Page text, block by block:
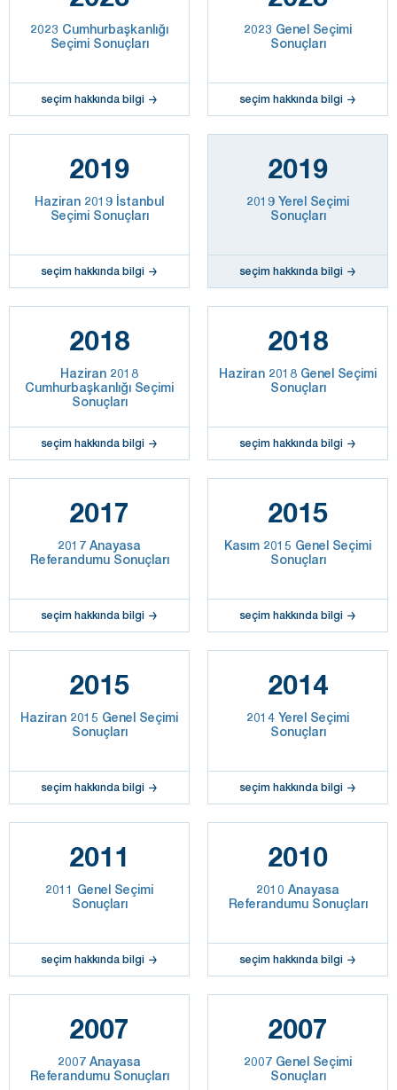
2023 Cumhurbaşkanlığı
Seçimi Sonuçları
seçim hakkında bilgi
2023 Genel Seçimi
Sonuçları
seçim hakkında bilgi
2019
Haziran 2019 İstanbul
Seçimi Sonuçları
seçim hakkında bilgi
2019
2019 Yerel Seçimi
Sonuçları
seçim hakkında bilgi
2018
Haziran 2018
Cumhurbaşkanlığı Seçimi
Sonuçları
seçim hakkında bilgi
2018
Haziran 2018 Genel Seçimi
Sonuçları
seçim hakkında bilgi
2017
2017 Anayasa
Referandumu Sonuçları
seçim hakkında bilgi
2015
Kasım 2015 Genel Seçimi
Sonuçları
seçim hakkında bilgi
2015
Haziran 2015 Genel Seçimi
Sonuçları
seçim hakkında bilgi
2014
2014 Yerel Seçimi
Sonuçları
seçim hakkında bilgi
2011
2011 Genel Seçimi
Sonuçları
seçim hakkında bilgi
2010
2010 Anayasa
Referandumu Sonuçları
seçim hakkında bilgi
2007
2007 Anayasa
Referandumu Sonuçları
2007
2007 Genel Seçimi
Sonuçları